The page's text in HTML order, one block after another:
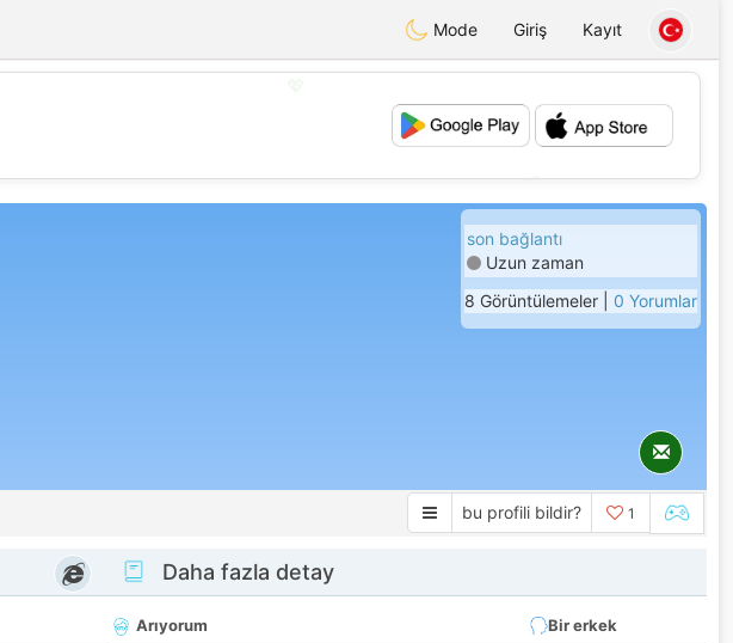
Mode Giriş Kayıt
💕
son bağlantı
Uzun zaman
8 Görüntülemeler | 0 Yorumlar
bu profili bildir? 1
Daha fazla detay
Arıyorum
Bir erkek